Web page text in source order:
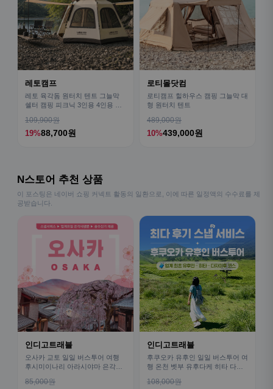
레토캠프
레토 육각돔 원터치 텐트 그늘막
쉘터 캠핑 피크닉 3인용 4인용 패
109,900원
19%88,700원
로티몰닷컴
로티캠프 힐하우스 캠핑 그늘막 대
형 원터치 텐트
489,000원
10%439,000원
N스토어 추천 상품
이 포스팅은 네이버 쇼핑 커넥트 활동의 일환으로, 이에 따른 일정액의 수수료를 제
공받습니다.
인디고트래블
오사카 교토 일일 버스투어 여행
후시미이나리 아라시야마 은각사
85,000원
인디고트래블
후쿠오카 유후인 일일 버스투어 여
행 온천 벳부 유후다케 히타 다자
108,000원